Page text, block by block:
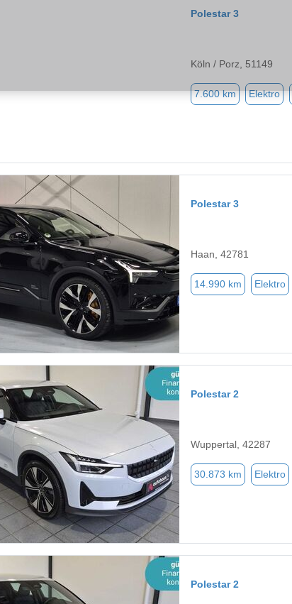
Polestar 3
Köln / Porz, 51149
7.600 km Elektro
Polestar 3
Haan, 42781
14.990 km Elektro
Polestar 2
Wuppertal, 42287
30.873 km Elektro
Polestar 2